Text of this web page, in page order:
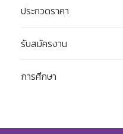
ประกวดราคา
รับสมัครงาน
การศึกษา